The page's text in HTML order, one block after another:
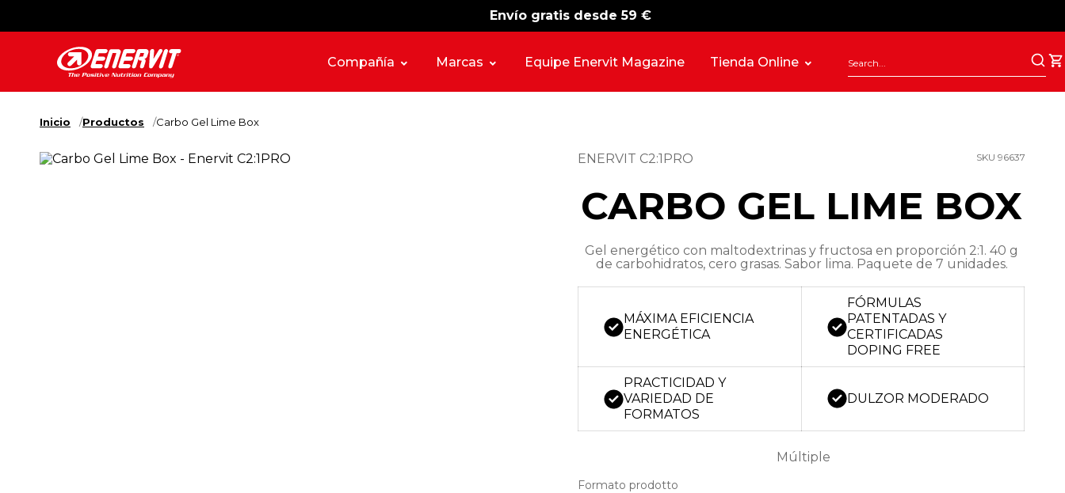
Envío gratis desde 59 €
-15% free shipping
Compañía Marcas Equipe Enervit Magazine Tienda Online
Inicio Productos Carbo Gel Lime Box
ENERVIT C2:1PRO SKU 96637
CARBO GEL LIME BOX
Gel energético con maltodextrinas y fructosa en proporción 2:1. 40 g
de carbohidratos, cero grasas. Sabor lima. Paquete de 7 unidades.
MÁXIMA EFICIENCIA
ENERGÉTICA
FÓRMULAS
PATENTADAS Y
CERTIFICADAS
DOPING FREE
PRACTICIDAD Y
VARIEDAD DE
FORMATOS
DULZOR MODERADO
Múltiple
Formato prodotto